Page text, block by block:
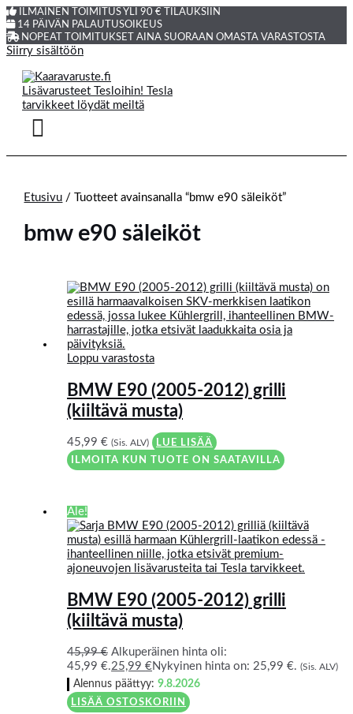
ILMAINEN TOIMITUS YLI 90 € TILAUKSIIN
14 PÄIVÄN PALAUTUSOIKEUS
NOPEAT TOIMITUKSET AINA SUORAAN OMASTA VARASTOSTA
Siirry sisältöön
Etusivu / Tuotteet avainsanalla “bmw e90 säleiköt”
bmw e90 säleiköt
Loppu varastosta
BMW E90 (2005-2012) grilli
(kiiltävä musta)
45,99€ (Sis. ALV)
LUE LISÄÄ
ILMOITA KUN TUOTE ON SAATAVILLA
Ale!
BMW E90 (2005-2012) grilli
(kiiltävä musta)
45,99€ Alkuperäinen hinta oli:
45,99 €.25,99€Nykyinen hinta on: 25,99 €. (Sis. ALV)
Alennus päättyy:9.8.2026
LISÄÄ OSTOSKORIIN